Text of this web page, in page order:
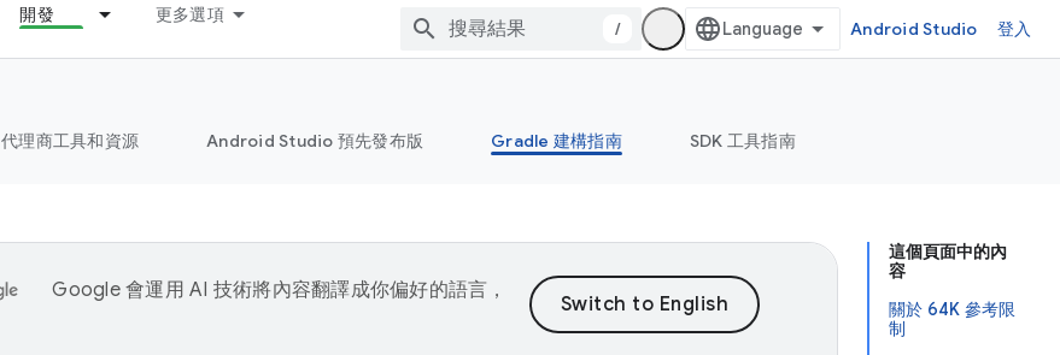
開發 更多選項
/ Android Studio 登入
代理商工具和資源 Android Studio 預先發布版 Gradle 建構指南 SDK 工具指南
這個頁面中的內
容
關於 64K 參考限
制
Google 會運用 AI 技術將內容翻譯成你偏好的語言，